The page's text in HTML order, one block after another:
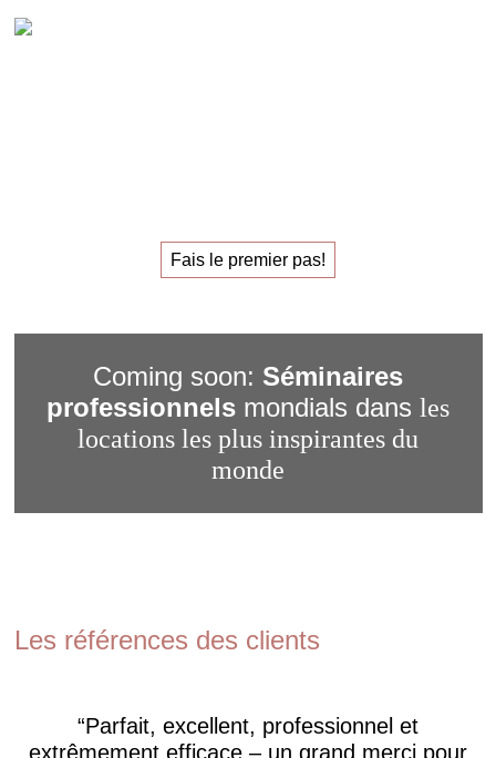
Fais le premier pas!
Coming soon: Séminaires
professionnels mondials dans les
locations les plus inspirantes du
monde
Les références des clients
Parfait, excellent, professionnel et
extrêmement efficace – un grand merci pour